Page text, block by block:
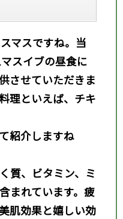
マスですね。当
スイブの昼食に
させていただきま
理といえば、チキ
紹介しますね
質、ビタミン、ミ
まれています。疲
肌効果と嬉しい効